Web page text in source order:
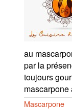
au
par la
toujours
mascarpone
Mascarpone